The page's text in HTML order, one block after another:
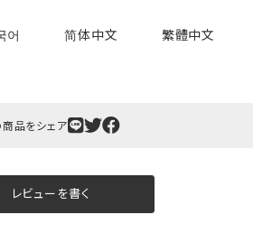
어 简体中文 繁體中文
商品をシェア
レビューを書く